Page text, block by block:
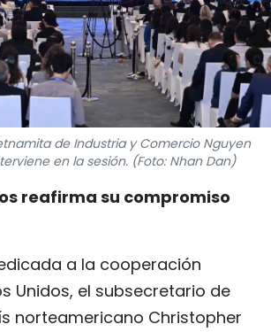
TIẾNG VIỆT
ENGLISH
中文
FRANÇAIS
РУССКИЙ
de Industria y Comercio Nguyen
en la sesión. (Foto: Nhan Dan)
reafirma su compromiso
a la cooperación
Unidos, el subsecretario de
norteamericano Christopher